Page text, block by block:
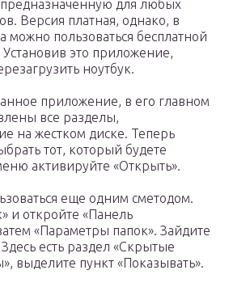
для любых
Версия платная, однако, в
можно пользоваться бесплатной
это приложение,
ноутбук.
приложение, в его главном
все разделы,
на жестком диске. Теперь
тот, который будете
активируйте «Открыть».
еще одним сметодом.
и откройте «Панель
«Параметры папок». Зайдите
есть раздел «Скрытые
выделите пункт «Показывать».